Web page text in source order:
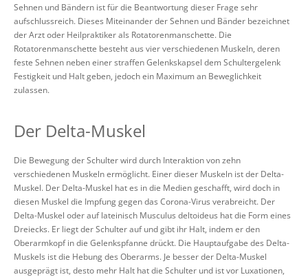
Sehnen und Bändern ist für die Beantwortung dieser Frage sehr
aufschlussreich. Dieses Miteinander der Sehnen und Bänder bezeichnet
der Arzt oder Heilpraktiker als Rotatorenmanschette. Die
Rotatorenmanschette besteht aus vier verschiedenen Muskeln, deren
feste Sehnen neben einer straffen Gelenkskapsel dem Schultergelenk
Festigkeit und Halt geben, jedoch ein Maximum an Beweglichkeit
zulassen.
Der Delta-Muskel
Die Bewegung der Schulter wird durch Interaktion von zehn
verschiedenen Muskeln ermöglicht. Einer dieser Muskeln ist der Delta-
Muskel. Der Delta-Muskel hat es in die Medien geschafft, wird doch in
diesen Muskel die Impfung gegen das Corona-Virus verabreicht. Der
Delta-Muskel oder auf lateinisch Musculus deltoideus hat die Form eines
Dreiecks. Er liegt der Schulter auf und gibt ihr Halt, indem er den
Oberarmkopf in die Gelenkspfanne drückt. Die Hauptaufgabe des Delta-
Muskels ist die Hebung des Oberarms. Je besser der Delta-Muskel
ausgeprägt ist, desto mehr Halt hat die Schulter und ist vor Luxationen,